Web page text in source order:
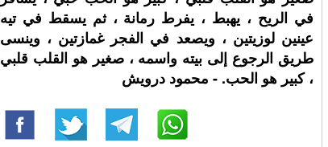
في الريح ، يهبط ، يفرط رمانة ، ثم يسقط في تيه
عينين لوزيتين ، ويصعد في الفجر غمازتين ، وينسى
طريق الرجوع إلى بيته واسمه ، صغير هو القلب قلبي
، كبير هو الحب. - محمود درويش